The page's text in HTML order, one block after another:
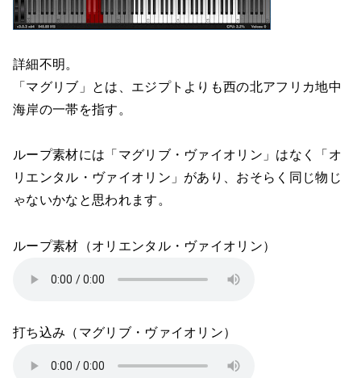
詳細不明。
「マグリブ」とは、エジプトよりも西の北アフリカ地中
海岸の一帯を指す。
ループ素材には「マグリブ・ヴァイオリン」はなく「オ
リエンタル・ヴァイオリン」があり、おそらく同じ物じ
ゃないかなと思われます。
ループ素材（オリエンタル・ヴァイオリン）
打ち込み（マグリブ・ヴァイオリン）